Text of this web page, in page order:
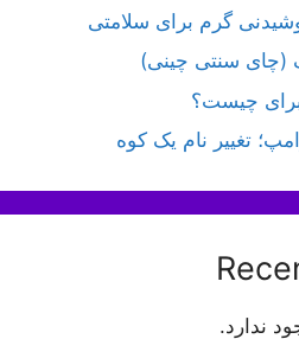
گرم برای سلامتی
(چای سنتی چینی)
تغییر نام یک کوه
ندارد.